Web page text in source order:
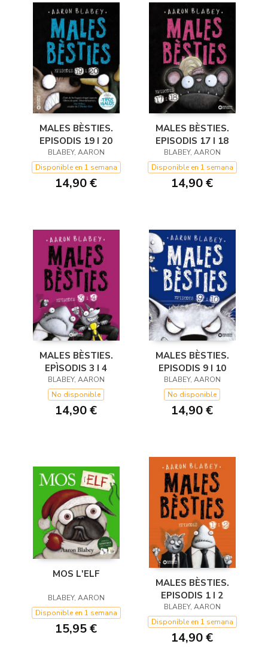
MALES BÈSTIES.
EPISODIS 19 I 20
BLABEY, AARON
Disponible en 1 semana
14,90 €
MALES BÈSTIES.
EPISODIS 17 I 18
BLABEY, AARON
Disponible en 1 semana
14,90 €
MALES BÈSTIES.
EPÌSODIS 3 I 4
BLABEY, AARON
No disponible
14,90 €
MALES BÈSTIES.
EPISODIS 9 I 10
BLABEY, AARON
No disponible
14,90 €
MOS L'ELF
BLABEY, AARON
Disponible en 1 semana
15,95 €
MALES BÈSTIES.
EPISODIS 1 I 2
BLABEY, AARON
Disponible en 1 semana
14,90 €